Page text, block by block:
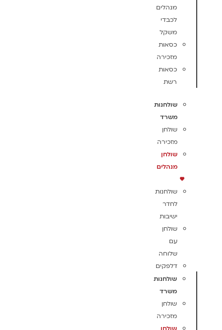
מנהלים
לכבדי
משקל
כסאות
מזכירה
כסאות
רשת
שולחנות
משרד
שולחן
מזכירה
שולחן
מנהלים
שולחנות
לחדר
ישיבות
שולחן
עם
שלוחה
דלפקים
שולחנות
משרד
שולחן
מזכירה